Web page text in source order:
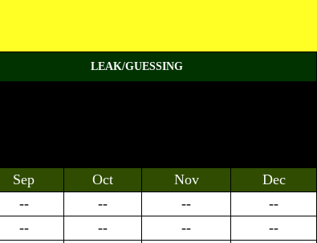
LEAK/GUESSING
Sep Oct Nov
Dec
-- -- --
--
-- -- --
--